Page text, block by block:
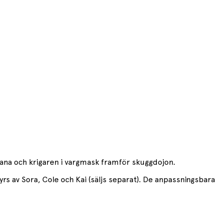
och krigaren i vargmask framför skuggdojon.
Sora, Cole och Kai (säljs separat). De anpassningsbara